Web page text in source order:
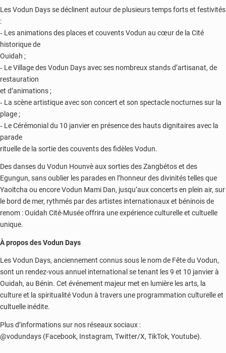
Les Vodun Days se déclinent autour de plusieurs temps forts et festivités
:
‐ Les animations des places et couvents Vodun au cœur de la Cité
historique de
Ouidah ;
‐ Le Village des Vodun Days avec ses nombreux stands d’artisanat, de
restauration
et d’animations ;
‐ La scène artistique avec son concert et son spectacle nocturnes sur la
plage ;
‐ Le Cérémonial du 10 janvier en présence des hauts dignitaires avec la
parade
rituelle de la sortie des couvents des fidèles Vodun.
Des danses du Vodun Hounvè aux sorties des Zangbétos et des
Egungun, sans oublier les parades en l’honneur des divinités telles que
Yaoïtcha ou encore Vodun Mami Dan, jusqu’aux concerts en plein air, sur
le bord de mer, rythmés par des artistes internationaux et béninois de
renom : Ouidah Cité-Musée offrira une expérience culturelle et cultuelle
unique.
À propos des Vodun Days
Les Vodun Days, anciennement connus sous le nom de Fête du Vodun,
sont un rendez-vous annuel international se tenant les 9 et 10 janvier à
Ouidah, au Bénin. Cet événement majeur met en lumière les arts, la
culture et la spiritualité Vodun à travers une programmation culturelle et
cultuelle inédite.
Plus d’informations sur nos réseaux sociaux :
@vodundays (Facebook, Instagram, Twitter/X, TikTok, Youtube).